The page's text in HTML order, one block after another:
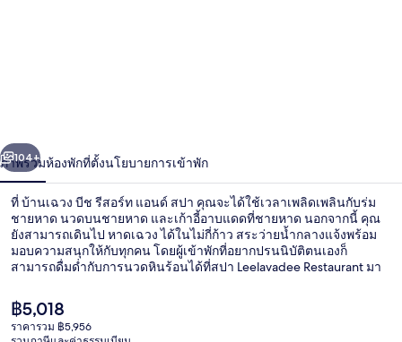
แอนด์
สปา
า
ถัดไป
104+
ภาพรวมห้องพักที่ตั้งนโยบายการเข้าพัก
ที่ บ้านเฉวง บีช รีสอร์ท แอนด์ สปา คุณจะได้ใช้เวลาเพลิดเพลินกับร่ม
ชายหาด นวดบนชายหาด และเก้าอี้อาบแดดที่ชายหาด นอกจากนี้ คุณ
ยังสามารถเดินไป หาดเฉวง ได้ในไม่กี่ก้าว สระว่ายน้ำกลางแจ้งพร้อม
มอบความสนุกให้กับทุกคน โดยผู้เข้าพักที่อยากปรนนิบัติตนเองก็
สามารถดื่มด่ำกับการนวดหินร้อนได้ที่สปา Leelavadee Restaurant มา
เย็น ความน่าประทับใจเพิ่มเติม ได้แก่ บาร์ริมสระว่ายน้ำ ลานระเบียง
และสวน
ราคา
ปัจจุบัน
฿5,018
฿5,018
ราคารวม ฿5,956